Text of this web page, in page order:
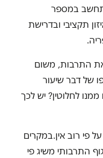
בהתחשב במספר
תקציבי ובדרישת
התרבות, משום
של דבר שיעור
לחלוטין? יש לכך
פי רוב אין.במקרים
התרבותי משיג פי